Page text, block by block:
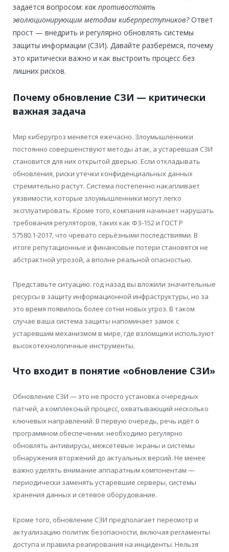
задаётся вопросом: как противостоять
эволюционирующим методам киберпреступников?Ответ
прост — внедрить и регулярно обновлять системы
защиты информации (СЗИ). Давайте разберёмся, почему
это критически важно и как выстроить процесс без
лишних рисков.
Почему обновление СЗИ — критически
важная задача
Мир киберугроз меняется ежечасно. Злоумышленники
постоянно совершенствуют методы атак, а устаревшая СЗИ
становится для них открытой дверью. Если откладывать
обновления, риски утечки конфиденциальных данных
стремительно растут. Система постепенно накапливает
уязвимости, которые злоумышленники могут легко
эксплуатировать. Кроме того, компания начинает нарушать
требования регуляторов, таких как ФЗ‑152 и ГОСТ Р
57580.1‑2017, что чревато серьёзными последствиями. В
итоге репутационные и финансовые потери становятся не
абстрактной угрозой, а вполне реальной опасностью.
Представьте ситуацию: год назад вы вложили значительные
ресурсы в защиту информационной инфраструктуры, но за
это время появилось более сотни новых угроз. В таком
случае ваша система защиты напоминает замок с
устаревшим механизмом в мире, где взломщики используют
высокотехнологичные инструменты.
Что входит в понятие «обновление СЗИ»
Обновление СЗИ — это не просто установка очередных
патчей, а комплексный процесс, охватывающий несколько
ключевых направлений. В первую очередь, речь идёт о
программном обеспечении: необходимо регулярно
обновлять антивирусы, межсетевые экраны и системы
обнаружения вторжений до актуальных версий. Не менее
важно уделять внимание аппаратным компонентам —
периодически заменять устаревшие серверы, системы
хранения данных и сетевое оборудование.
Кроме того, обновление СЗИ предполагает пересмотр и
актуализацию политик безопасности, включая регламенты
доступа и правила реагирования на инциденты. Нельзя